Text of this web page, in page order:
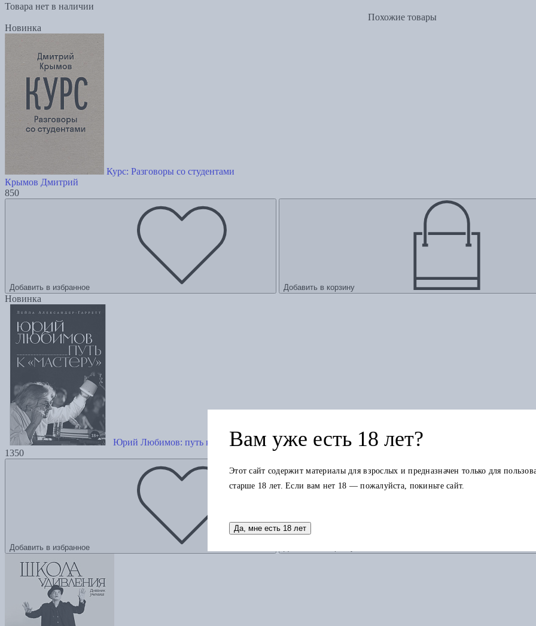
Товара нет в наличии
Похожие товары
Новинка
Курс: Разговоры со студентами
Крымов Дмитрий
850
Добавить в избранное Добавить в корзину
Новинка
Юрий Любимов: путь к «Мастеру»
1350
Добавить в избранное
Вам уже есть 18 лет?
Этот сайт содержит материалы для взрослых и предназначен только для
старше 18 лет. Если вам нет 18 — пожалуйста, покиньте сайт.
Да, мне есть 18 лет